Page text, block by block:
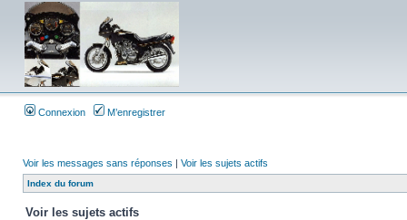
Connexion M’enregistrer
Voir les messages sans réponses | Voir les sujets actifs
Index du forum
Voir les sujets actifs